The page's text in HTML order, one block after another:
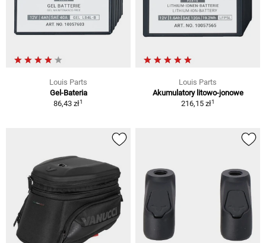
Louis Parts
Gel-Bateria
86,43 zł1
Louis Parts
Akumulatory litowo-jonowe
216,15 zł1